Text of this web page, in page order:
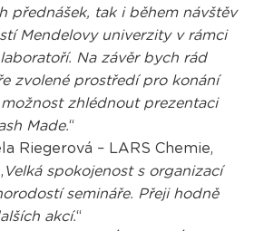
přednášek, tak i během návštěv
Mendelovy univerzity v rámci
Na závěr bych rád
zvolené prostředí pro konání
možnost zhlédnout prezentaci
Made.“
Riegerová – LARS Chemie,
Velká spokojenost s organizací
semináře. Přeji hodně
akcí.“